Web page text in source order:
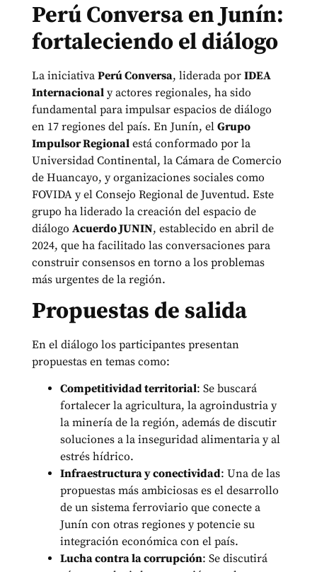
Perú Conversa en Junín:
fortaleciendo el diálogo
La iniciativa Perú Conversa, liderada por IDEA
Internacional y actores regionales, ha sido
fundamental para impulsar espacios de diálogo
en 17 regiones del país. En Junín, el Grupo
Impulsor Regional está conformado por la
Universidad Continental, la Cámara de Comercio
de Huancayo, y organizaciones sociales como
FOVIDA y el Consejo Regional de Juventud. Este
grupo ha liderado la creación del espacio de
diálogo Acuerdo JUNIN, establecido en abril de
2024, que ha facilitado las conversaciones para
construir consensos en torno a los problemas
más urgentes de la región.
Propuestas de salida
En el diálogo los participantes presentan
propuestas en temas como:
Competitividad territorial: Se buscará
fortalecer la agricultura, la agroindustria y
la minería de la región, además de discutir
soluciones a la inseguridad alimentaria y al
estrés hídrico.
Infraestructura y conectividad: Una de las
propuestas más ambiciosas es el desarrollo
de un sistema ferroviario que conecte a
Junín con otras regiones y potencie su
integración económica con el país.
Lucha contra la corrupción: Se discutirá